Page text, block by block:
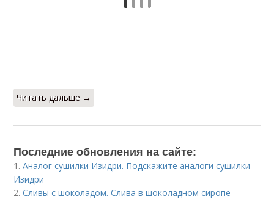
Читать дальше →
Последние обновления на сайте:
1.Аналог сушилки Изидри. Подскажите аналоги сушилки
Изидри
2.Сливы с шоколадом. Слива в шоколадном сиропе